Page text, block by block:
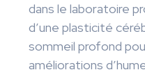
dans le laboratoire
d’une plasticité
sommeil profond
améliorations